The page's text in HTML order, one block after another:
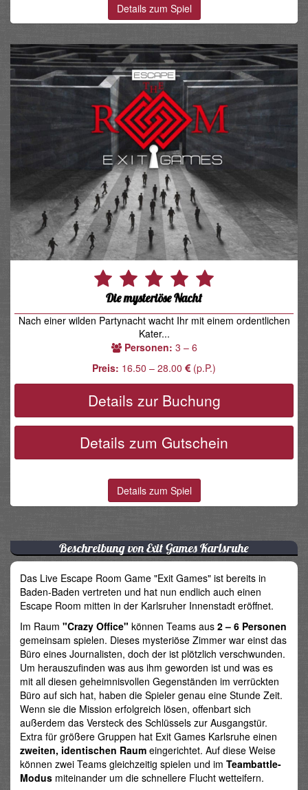
Details zum Spiel
Die mysteriöse Nacht
Nach einer wilden Partynacht wacht Ihr mit einem ordentlichen
Kater...
Personen: 3 – 6
Preis: 16.50 – 28.00 (p.P.)
Details zur Buchung
Details zum Gutschein
Details zum Spiel
Beschreibung von Exit Games Karlsruhe
Das Live Escape Room Game "Exit Games" ist bereits in
Baden-Baden vertreten und hat nun endlich auch einen
Escape Room mitten in der Karlsruher Innenstadt eröffnet.
Im Raum "Crazy Office" können Teams aus 2 – 6 Personen
gemeinsam spielen. Dieses mysteriöse Zimmer war einst das
Büro eines Journalisten, doch der ist plötzlich verschwunden.
Um herauszufinden was aus ihm geworden ist und was es
mit all diesen geheimnisvollen Gegenständen im verrückten
Büro auf sich hat, haben die Spieler genau eine Stunde Zeit.
Wenn sie die Mission erfolgreich lösen, offenbart sich
außerdem das Versteck des Schlüssels zur Ausgangstür.
Extra für größere Gruppen hat Exit Games Karlsruhe einen
zweiten, identischen Raum eingerichtet. Auf diese Weise
können zwei Teams gleichzeitig spielen und im Teambattle-
Modus miteinander um die schnellere Flucht wetteifern.